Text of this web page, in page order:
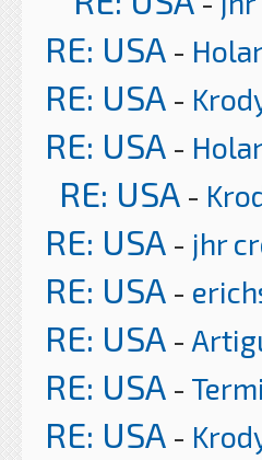
RE: USA -
RE: USA -
RE: USA -
RE: USA -
RE: USA - jhr
RE: USA -
RE: USA -
RE: USA -
RE: USA -